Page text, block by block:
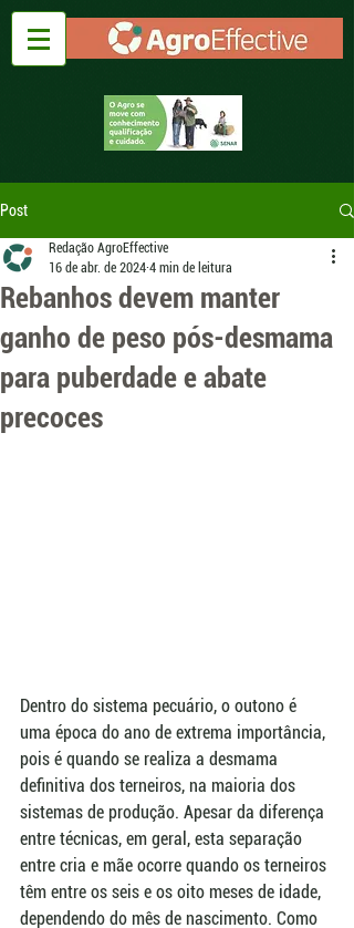
Post
Rebanhos devem manter
ganho de peso pós-desmama
para puberdade e abate
precoces
Redação AgroEffective
16 de abr. de 2024 4 min de leitura
Dentro do sistema pecuário, o outono é
uma época do ano de extrema importância,
pois é quando se realiza a desmama
definitiva dos terneiros, na maioria dos
sistemas de produção. Apesar da diferença
entre técnicas, em geral, esta separação
entre cria e mãe ocorre quando os terneiros
têm entre os seis e os oito meses de idade,
dependendo do mês de nascimento. Como